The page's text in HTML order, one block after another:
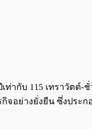
กับ 115 เทราวัตต์-
จอย่างยั่งยืน ซึ่งปร